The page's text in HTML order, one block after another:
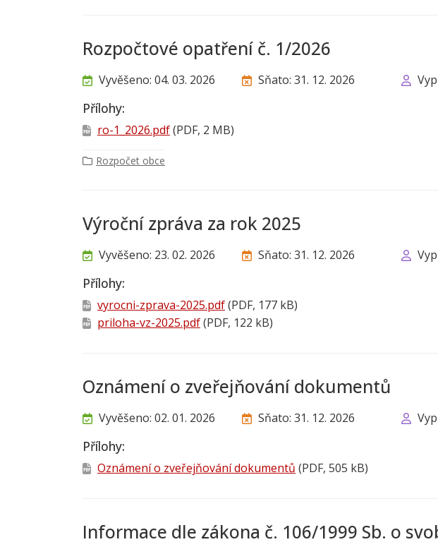
Rozpočtové opatření č. 1/2026
Vyvěšeno: 04. 03. 2026 Sňato: 31. 12. 2026
Přílohy:
ro-1_2026.pdf(PDF, 2 MB)
Rozpočet obce
Výroční zpráva za rok 2025
Vyvěšeno: 23. 02. 2026 Sňato: 31. 12. 2026
Přílohy:
vyrocni-zprava-2025.pdf(PDF, 177 kB)
priloha-vz-2025.pdf(PDF, 122 kB)
Oznámení o zveřejňování dokumentů
Vyvěšeno: 02. 01. 2026 Sňato: 31. 12. 2026
Přílohy:
Oznámení o zveřejňování dokumentů (PDF, 505 kB)
Informace dle zákona č. 106/1999 Sb. o